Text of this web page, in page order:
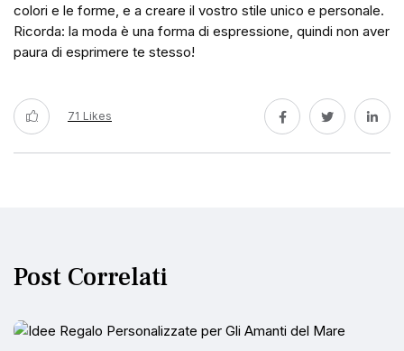
colori e le forme, e a creare il vostro stile unico e personale.
Ricorda: la moda è una forma di espressione, quindi non aver
paura di esprimere te stesso!
71 Likes
Post Correlati